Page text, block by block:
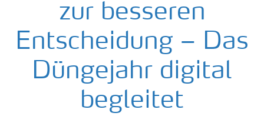
zur besseren
Entscheidung – Das
Düngejahr digital
begleitet